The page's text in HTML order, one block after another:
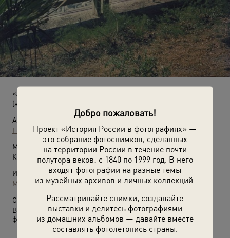
Добро пожаловать!
Проект «История России в фотографиях» —
это собрание фотоснимков, сделанных
на территории России в течение почти
полутора веков: с 1840 по 1999 год. В него
входят фотографии на разные темы
из музейных архивов и личных коллекций.
Рассматривайте снимки, создавайте
выставки и делитесь фотографиями
из домашних альбомов — давайте вместе
составлять фотолетопись страны.
«Артек». У моря
(август 1962)
Автор:
Георгий Петрусов
Место съемки:
Крымская АССР, пгт. Гурзуф
Источники:
МАММ / МДФ
О фотографии:
Выставки
«"Артек" – планета детей»и«Крым»с этой
фотографией.